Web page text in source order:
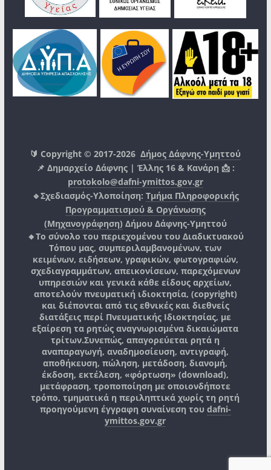
🔰 Copyright © 2017-2026Δήμος Δάφνης-Υμηττού
📌 Δημαρχείο Δάφνης | Έλλης 16 & Κανάρη 📩 :
protokolo@dafni-ymittos.gov.gr
🔹Σχεδιασμός-Υλοποίηση: Τμήμα Πληροφορικής
Προγραμματισμού & Οργάνωσης
(Μηχανογράφηση) Δήμου Δάφνης-Υμηττού
🔸Το σύνολο του περιεχομένου του Διαδικτυακού
Τόπου μας, συμπεριλαμβανομένων, των
κειμένων, ειδήσεων, γραφικών, φωτογραφιών,
σχεδιαγραμμάτων, απεικονίσεων, παρεχόμενων
υπηρεσιών και γενικά κάθε είδους αρχείων,
αποτελούν πνευματική ιδιοκτησία, (copyright)
και διέπονται από τις εθνικές και διεθνείς
διατάξεις περί Πνευματικής Ιδιοκτησίας, με
εξαίρεση τα ρητώς αναγνωρισμένα δικαιώματα
τρίτων.Συνεπώς, απαγορεύεται ρητά η
αναπαραγωγή, αναδημοσίευση, αντιγραφή,
αποθήκευση, πώληση, μετάδοση, διανομή,
έκδοση, εκτέλεση, «φόρτωση» (download),
μετάφραση, τροποποίηση με οποιονδήποτε
τρόπο, τμηματικά η περιληπτικά χωρίς τη ρητή
προηγούμενη έγγραφη συναίνεση του dafni-
ymittos.gov.gr